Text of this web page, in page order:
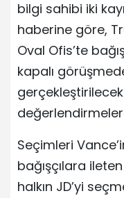
bilgi sahibi iki
haberine göre,
Oval Ofis’te
kapalı
Seçimleri
bağışçılara
halkın JD’yi